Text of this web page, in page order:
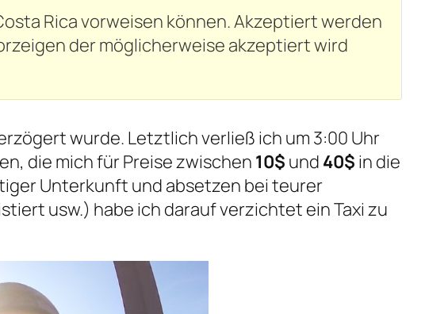
Rica vorweisen können. Akzeptiert werden
der möglicherweise akzeptiert wird
wurde. Letztlich verließ ich um 3:00 Uhr
die mich für Preise zwischen 10$ und 40$ in die
Unterkunft und absetzen bei teurer
usw.) habe ich darauf verzichtet ein Taxi zu